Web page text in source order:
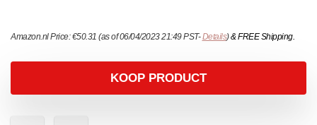
Amazon.nl Price:€50.31 (as of 06/04/2023 21:49 PST-Details)&FREE Shipping.
KOOP PRODUCT